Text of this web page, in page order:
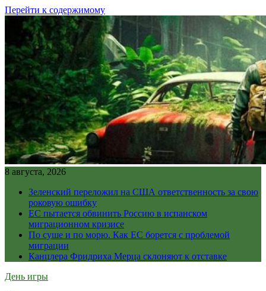
Перейти к содержимому
8 августа, 2026
Зеленский переложил на США ответственность за свою
роковую ошибку
ЕС пытается обвинить Россию в испанском
миграционном кризисе
По суше и по морю. Как ЕС борется с проблемой
миграции
Канцлера Фридриха Мерца склоняют к отставке
День игры